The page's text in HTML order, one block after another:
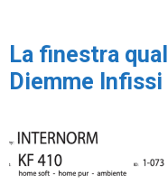
La finestra
Diemme